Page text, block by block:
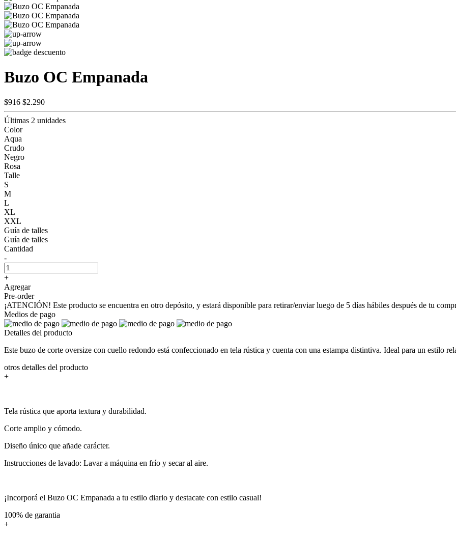
Buzo OC Empanada
$916 $2.290
Últimas 2 unidades
Color
Aqua
Crudo
Negro
Rosa
Talle
S
M
L
XL
XXL
Guía de talles
Guía de talles
Cantidad
-
+
Agregar
Pre-order
¡ATENCIÓN! Este producto se encuentra en otro depósito, y estará disponible para retirar/enviar luego de 5 días hábiles después de tu
Medios de pago
Detalles del producto
Este buzo de corte oversize con cuello redondo está confeccionado en tela rústica y cuenta con una estampa distintiva. Ideal para un estilo
otros detalles del producto
+
Tela rústica que aporta textura y durabilidad.
Corte amplio y cómodo.
Diseño único que añade carácter.
Instrucciones de lavado: Lavar a máquina en frío y secar al aire.
¡Incorporá el Buzo OC Empanada a tu estilo diario y destacate con estilo casual!
100% de garantia
+